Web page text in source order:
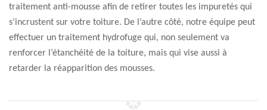
traitement anti-mousse afin de retirer toutes les impuretés qui
s’incrustent sur votre toiture. De l’autre côté, notre équipe peut
effectuer un traitement hydrofuge qui, non seulement va
renforcer l’étanchéité de la toiture, mais qui vise aussi à
retarder la réapparition des mousses.